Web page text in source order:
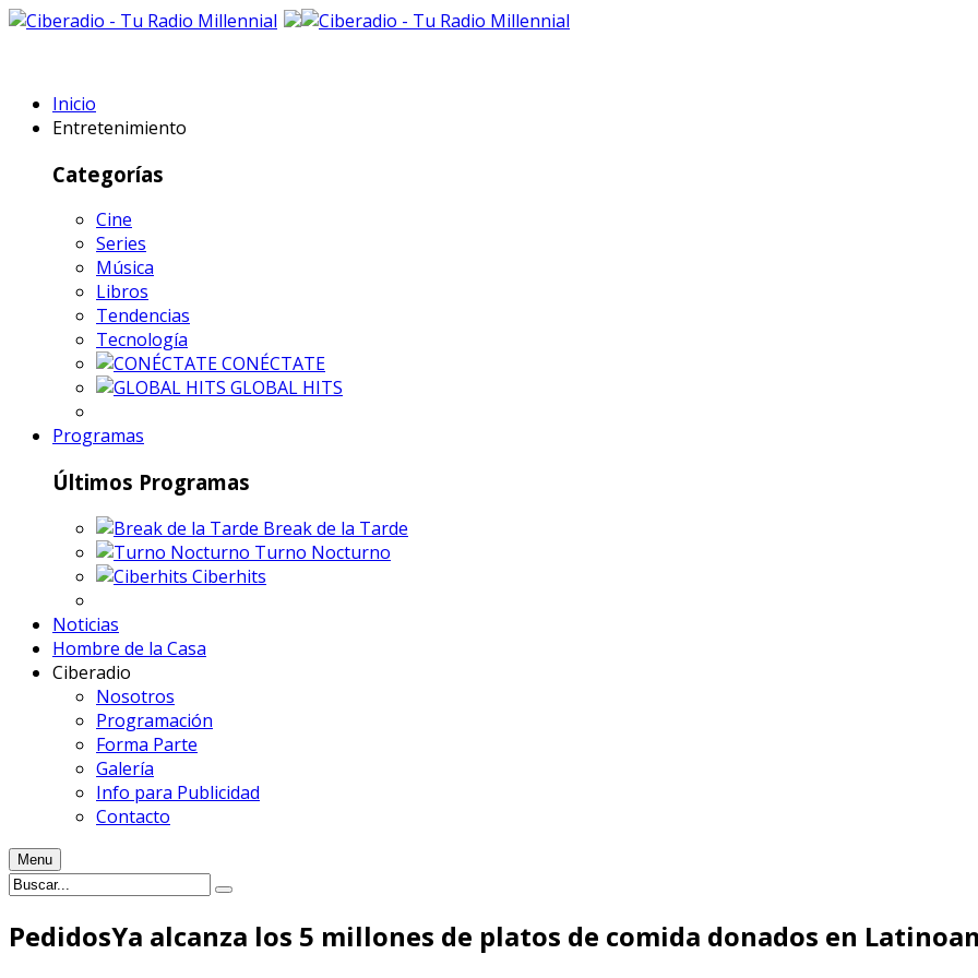
Inicio
Entretenimiento
Categorías
Cine
Series
Música
Libros
Tendencias
Tecnología
CONÉCTATE
GLOBAL HITS
Programas
Últimos Programas
Break de la Tarde
Turno Nocturno
Ciberhits
Noticias
Hombre de la Casa
Ciberadio
Nosotros
Programación
Forma Parte
Galería
Info para Publicidad
Contacto
Menu
PedidosYa alcanza los 5 millones de platos de comida donados en